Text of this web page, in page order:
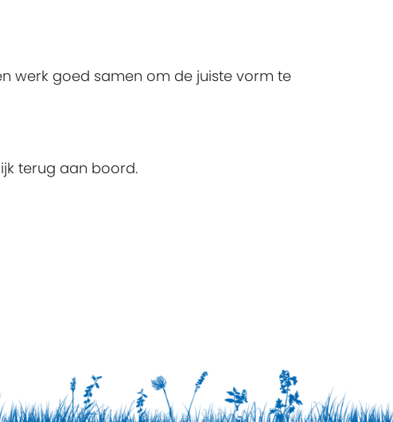
werk goed samen om de juiste vorm te
terug aan boord.